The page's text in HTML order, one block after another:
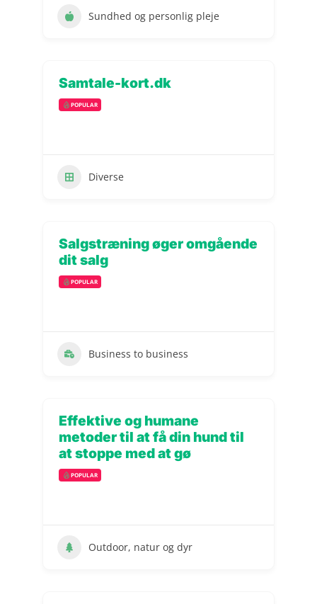
Sundhed og personlig pleje
Samtale-kort.dk
POPULAR
Diverse
Salgstræning øger omgående
dit salg
POPULAR
Business to business
Effektive og humane
metoder til at få din hund til
at stoppe med at gø
POPULAR
Outdoor, natur og dyr